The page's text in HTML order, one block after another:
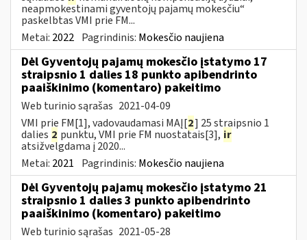
neapmokestinami gyventojų pajamų mokesčiu“
paskelbtas VMI prie FM...
Metai: 2022 Pagrindinis: Mokesčio naujiena
Dėl Gyventojų pajamų mokesčio įstatymo 17
straipsnio 1 dalies 18 punkto apibendrinto
paaiškinimo (komentaro) pakeitimo
Web turinio sąrašas 2021-04-09
VMI prie FM[1], vadovaudamasi MAĮ[2] 25 straipsnio 1
dalies 2 punktu, VMI prie FM nuostatais[3], ir
atsižvelgdama į 2020...
Metai: 2021 Pagrindinis: Mokesčio naujiena
Dėl Gyventojų pajamų mokesčio įstatymo 21
straipsnio 1 dalies 3 punkto apibendrinto
paaiškinimo (komentaro) pakeitimo
Web turinio sąrašas 2021-05-28